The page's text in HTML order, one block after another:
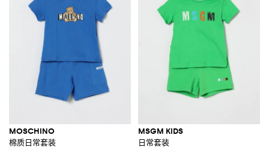
MOSCHINO
棉质日常套装
MSGM KIDS
日常套装